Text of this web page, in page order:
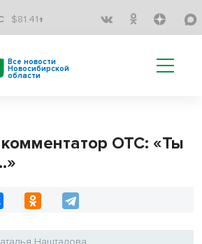
$81.41↑
Все новости
Новосибирской
области
ОТС: «Ты
Нашталова